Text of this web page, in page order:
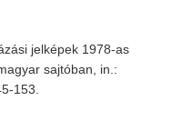
jelképek 1978-as
sajtóban, in.:
153.